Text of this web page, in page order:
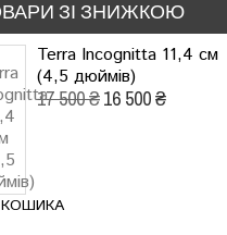
ЗІ ЗНИЖКОЮ
Terra Incognitta 11,4 см
(4,5 дюймів)
17 500 ₴16 500 ₴